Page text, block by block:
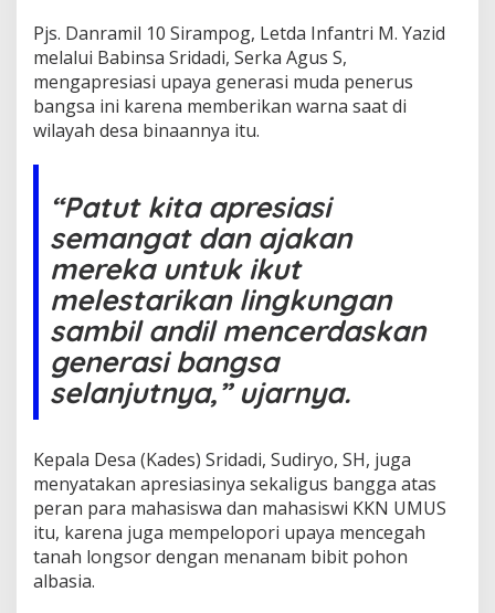
T
a
n
a
m
P
n
d
n
B
u
a
t
T
a
m
B
a
c
a
i
Pjs. Danramil 10 Sirampog, Letda Infantri M. Yazid
melalui Babinsa Sridadi, Serka Agus S,
mengapresiasi upaya generasi muda penerus
bangsa ini karena memberikan warna saat di
wilayah desa binaannya itu.
“Patut kita apresiasi
semangat dan ajakan
mereka untuk ikut
melestarikan lingkungan
sambil andil mencerdaskan
generasi bangsa
selanjutnya,” ujarnya.
Kepala Desa (Kades) Sridadi, Sudiryo, SH, juga
menyatakan apresiasinya sekaligus bangga atas
peran para mahasiswa dan mahasiswi KKN UMUS
itu, karena juga mempelopori upaya mencegah
tanah longsor dengan menanam bibit pohon
albasia.